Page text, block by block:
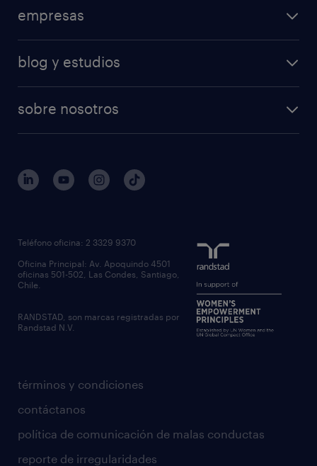
empresas
blog y estudios
sobre nosotros
términos y condiciones
contáctanos
política de comunicación de malas conductas
reporte de irregularidades
Teléfono oficina: 2 3329 9370
Oficina Principal: Av. Apoquindo 4501
oficinas 501-502, Las Condes, Santiago,
Chile.
RANDSTAD, son marcas registradas por
Randstad N.V.